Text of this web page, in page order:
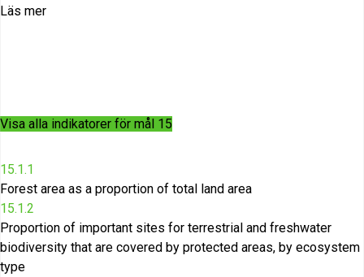
Läs mer
Visa alla indikatorer för mål 15
15.1.1
Forest area as a proportion of total land area
15.1.2
Proportion of important sites for terrestrial and freshwater
biodiversity that are covered by protected areas, by ecosystem
type